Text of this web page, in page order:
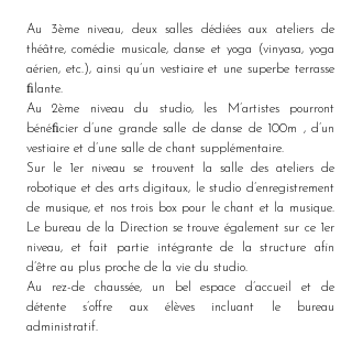
Au 3ème niveau, deux salles dédiées aux ateliers de
théâtre, comédie musicale, danse et yoga (vinyasa, yoga
aérien, etc.), ainsi qu’un vestiaire et une superbe terrasse
ﬁlante.
Au 2ème niveau du studio, les M’artistes pourront
bénéﬁcier d’une grande salle de danse de 100m , d’un
vestiaire et d’une salle de chant supplémentaire.
Sur le 1er niveau se trouvent la salle des ateliers de
robotique et des arts digitaux, le studio d’enregistrement
de musique, et nos trois box pour le chant et la musique.
Le bureau de la Direction se trouve également sur ce 1er
niveau, et fait partie intégrante de la structure afin
d’être au plus proche de la vie du studio.
Au rez-de chaussée, un bel espace d’accueil et de
détente s’offre aux élèves incluant le bureau
administratif.